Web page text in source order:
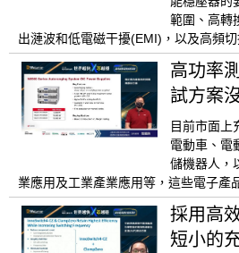
範圍、高轉
出漣波和低電磁干擾(EMI)，以及高頻切
高功率
試方案
目前市面上
電動車、電
儲機器人，
業應用及工業產業應用等，這些電子產
採用高
短小的